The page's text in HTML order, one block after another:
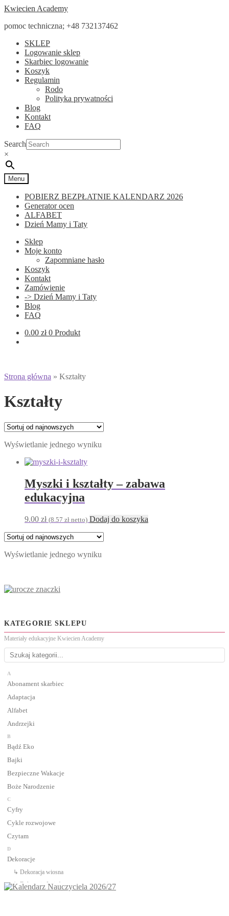
Przejdź
nawigacji
Przejdź
treści
Kwiecien Academy
pomoc techniczna; +48 732137462
SKLEP
Logowanie sklep
Skarbiec logowanie
Koszyk
Regulamin
Rodo
Polityka prywatności
Blog
Kontakt
FAQ
Search
×
Menu
POBIERZ BEZPŁATNIE KALENDARZ 2026
Generator ocen
ALFABET
Dzień Mamy i Taty
Sklep
Moje konto
Zapomniane hasło
Koszyk
Kontakt
Zamówienie
-> Dzień Mamy i Taty
Blog
FAQ
0.00 zł 0 Produkt
Strona główna » Kształty
Kształty
Wyświetlanie jednego wyniku
Myszki i kształty – zabawa
edukacyjna
9.00 zł (8.57 zł netto) Dodaj do koszyka
Wyświetlanie jednego wyniku
KATEGORIE SKLEPU
Materiały edukacyjne Kwiecien Academy
A
Abonament skarbiec
Adaptacja
Alfabet
Andrzejki
B
Bądź Eko
Bajki
Bezpieczne Wakacje
Boże Narodzenie
C
Cyfry
Cykle rozwojowe
Czytam
D
Dekoracje
↳ Dekoracja wiosna
↳ Dekoracje Jesień